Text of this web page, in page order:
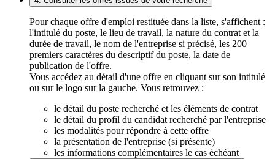
Pour chaque offre d'emploi restituée dans la liste, s'affichent :
l'intitulé du poste, le lieu de travail, la nature du contrat et la
durée de travail, le nom de l'entreprise si précisé, les 200
premiers caractères du descriptif du poste, la date de
publication de l'offre.
Vous accédez au détail d'une offre en cliquant sur son intitulé
ou sur le logo sur la gauche. Vous retrouvez :
le détail du poste recherché et les éléments de contrat
le détail du profil du candidat recherché par l'entreprise
les modalités pour répondre à cette offre
la présentation de l'entreprise (si présente)
les informations complémentaires le cas échéant